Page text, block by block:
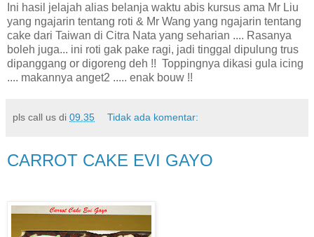
Ini hasil jelajah alias belanja waktu abis kursus ama Mr Liu
yang ngajarin tentang roti & Mr Wang yang ngajarin tentang
cake dari Taiwan di Citra Nata yang seharian .... Rasanya
boleh juga... ini roti gak pake ragi, jadi tinggal dipulung trus
dipanggang or digoreng deh !! Toppingnya dikasi gula icing
.... makannya anget2 ..... enak bouw !!
pls call us di 09.35 Tidak ada komentar:
CARROT CAKE EVI GAYO